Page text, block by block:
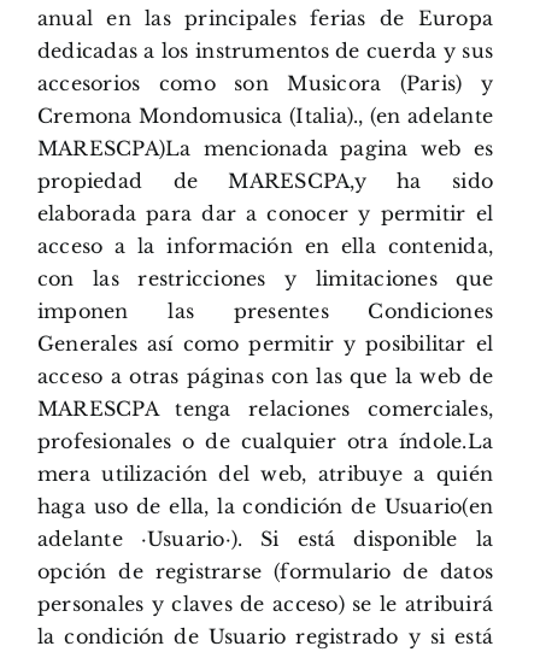
anual en las principales ferias de Europa
dedicadas a los instrumentos de cuerda y sus
accesorios como son Musicora (Paris) y
Cremona Mondomusica (Italia)., (en adelante
MARESCPA)La mencionada pagina web es
propiedad de MARESCPA,y ha sido
elaborada para dar a conocer y permitir el
acceso a la información en ella contenida,
con las restricciones y limitaciones que
imponen las presentes Condiciones
Generales así como permitir y posibilitar el
acceso a otras páginas con las que la web de
MARESCPA tenga relaciones comerciales,
profesionales o de cualquier otra índole.La
mera utilización del web, atribuye a quién
haga uso de ella, la condición de Usuario(en
adelante ·Usuario·). Si está disponible la
opción de registrarse (formulario de datos
personales y claves de acceso) se le atribuirá
la condición de Usuario registrado y si está